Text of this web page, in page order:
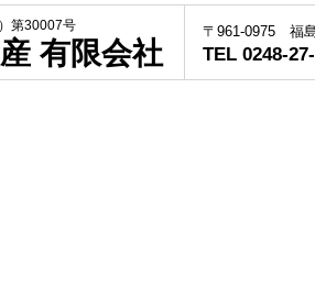
第30007号
有限会社
〒961-0975 福
TEL 0248-